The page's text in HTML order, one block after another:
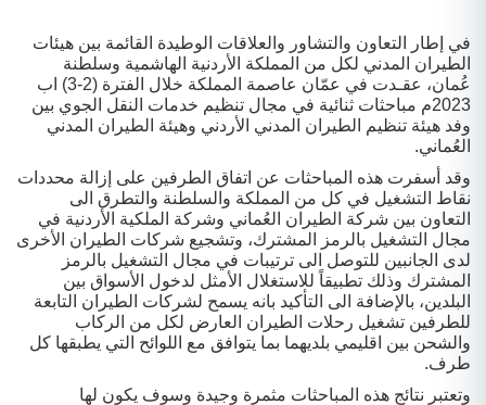
في إطار التعاون والتشاور والعلاقات الوطيدة القائمة بين هيئات
الطيران المدني لكل من المملكة الأردنية الهاشمية وسلطنة
عُمان، عقـدت في عمّان عاصمة المملكة خلال الفترة (2-3) اب
2023م مباحثات ثنائية في مجال تنظيم خدمات النقل الجوي بين
وفد هيئة تنظيم الطيران المدني الأردني وهيئة الطيران المدني
العُماني.
وقد أسفرت هذه المباحثات عن اتفاق الطرفين على إزالة محددات
نقاط التشغيل في كل من المملكة والسلطنة والتطرق الى
التعاون بين شركة الطيران العُماني وشركة الملكية الأردنية في
مجال التشغيل بالرمز المشترك، وتشجيع شركات الطيران الأخرى
لدى الجانبين للتوصل الى ترتيبات في مجال التشغيل بالرمز
المشترك وذلك تطبيقاً للاستغلال الأمثل لدخول الأسواق بين
البلدين، بالإضافة الى التأكيد بانه يسمح لشركات الطيران التابعة
للطرفين تشغيل رحلات الطيران العارض لكل من الركاب
والشحن بين اقليمي بلديهما بما يتوافق مع اللوائح التي يطبقها كل
طرف.
وتعتبر نتائج هذه المباحثات مثمرة وجيدة وسوف يكون لها